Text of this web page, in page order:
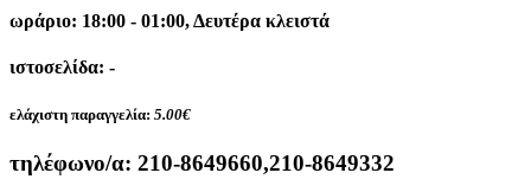
ωράριο: 18:00 - 01:00, Δευτέρα κλειστά
ιστοσελίδα: -
ελάχιστη παραγγελία: 5.00€
τηλέφωνο/α: 210-8649660,210-8649332